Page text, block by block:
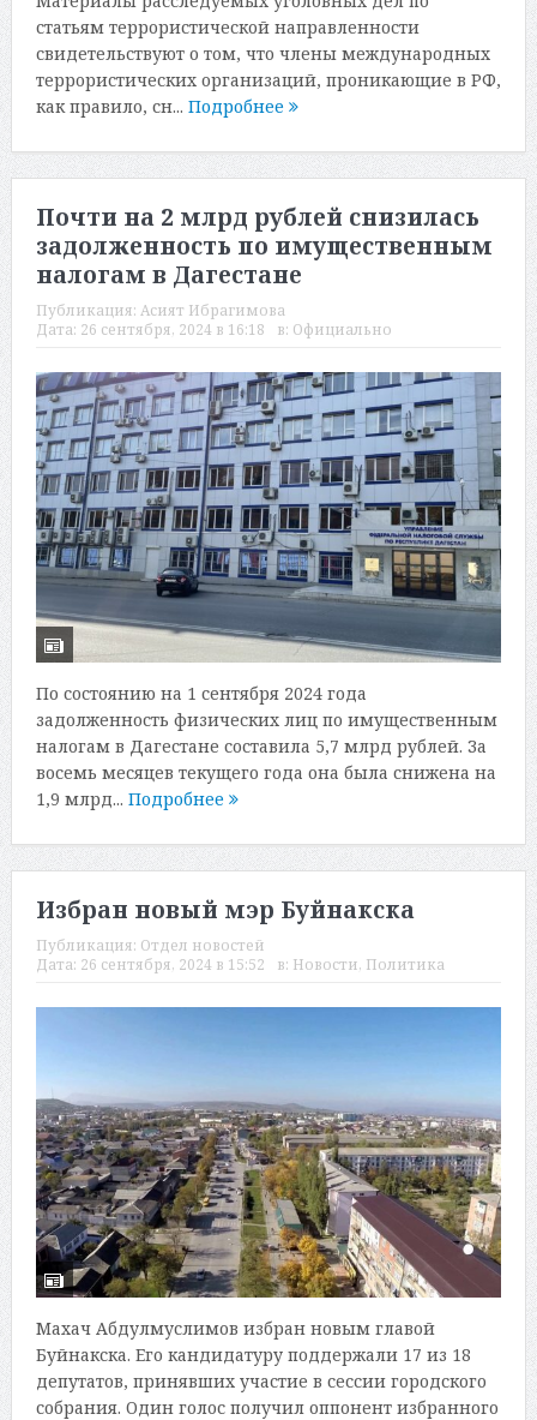
статьям террористической направленности
свидетельствуют о том, что члены международных
террористических организаций, проникающие в РФ,
как правило, сн... Подробнее
Почти на 2 млрд рублей снизилась
задолженность по имущественным
налогам в Дагестане
Публикация: Асият Ибрагимова
Дата: 26 сентября, 2024 в 16:18 в: Официально
По состоянию на 1 сентября 2024 года
задолженность физических лиц по имущественным
налогам в Дагестане составила 5,7 млрд рублей. За
восемь месяцев текущего года она была снижена на
1,9 млрд... Подробнее
Избран новый мэр Буйнакска
Публикация: Отдел новостей
Дата: 26 сентября, 2024 в 15:52 в: Новости, Политика
Махач Абдулмуслимов избран новым главой
Буйнакска. Его кандидатуру поддержали 17 из 18
депутатов, принявших участие в сессии городского
собрания. Один голос получил оппонент избранного